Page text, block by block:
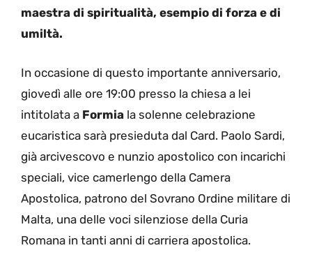
maestra di spiritualità, esempio di forza e di
umiltà.
In occasione di questo importante anniversario,
giovedì alle ore 19:00 presso la chiesa a lei
intitolata a Formia la solenne celebrazione
eucaristica sarà presieduta dal Card. Paolo Sardi,
già arcivescovo e nunzio apostolico con incarichi
speciali, vice camerlengo della Camera
Apostolica, patrono del Sovrano Ordine militare di
Malta, una delle voci silenziose della Curia
Romana in tanti anni di carriera apostolica.